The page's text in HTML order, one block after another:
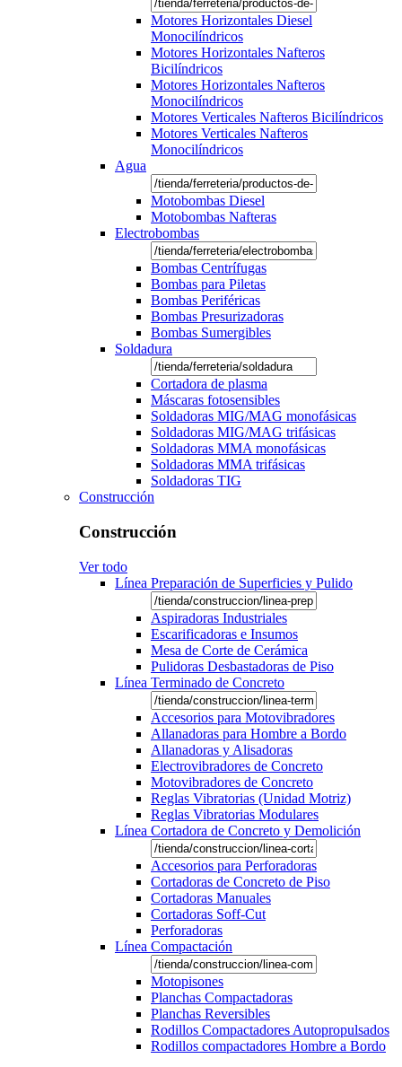
Motores Horizontales Diesel
Monocilíndricos
Motores Horizontales Nafteros
Bicilíndricos
Motores Horizontales Nafteros
Monocilíndricos
Motores Verticales Nafteros Bicilíndricos
Motores Verticales Nafteros
Monocilíndricos
Agua
Motobombas Diesel
Motobombas Nafteras
Electrobombas
Bombas Centrífugas
Bombas para Piletas
Bombas Periféricas
Bombas Presurizadoras
Bombas Sumergibles
Soldadura
Cortadora de plasma
Máscaras fotosensibles
Soldadoras MIG/MAG monofásicas
Soldadoras MIG/MAG trifásicas
Soldadoras MMA monofásicas
Soldadoras MMA trifásicas
Soldadoras TIG
Construcción
Construcción
Ver todo
Línea Preparación de Superficies y Pulido
Aspiradoras Industriales
Escarificadoras e Insumos
Mesa de Corte de Cerámica
Pulidoras Desbastadoras de Piso
Línea Terminado de Concreto
Accesorios para Motovibradores
Allanadoras para Hombre a Bordo
Allanadoras y Alisadoras
Electrovibradores de Concreto
Motovibradores de Concreto
Reglas Vibratorias (Unidad Motriz)
Reglas Vibratorias Modulares
Línea Cortadora de Concreto y Demolición
Accesorios para Perforadoras
Cortadoras de Concreto de Piso
Cortadoras Manuales
Cortadoras Soff-Cut
Perforadoras
Línea Compactación
Motopisones
Planchas Compactadoras
Planchas Reversibles
Rodillos Compactadores Autopropulsados
Rodillos compactadores Hombre a Bordo